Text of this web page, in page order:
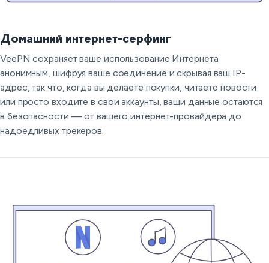
Домашний интернет-серфинг
VeePN сохраняет ваше использование Интернета
анонимным, шифруя ваше соединение и скрывая ваш IP-
адрес, так что, когда вы делаете покупки, читаете новости
или просто входите в свои аккаунты, ваши данные остаются
в безопасности — от вашего интернет-провайдера до
надоедливых трекеров.